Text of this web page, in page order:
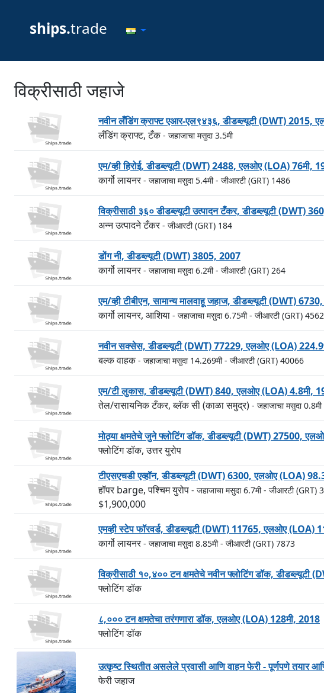
ships.trade
विक्रीसाठी जहाजे
नवीन लँडिंग क्राफ्ट एआर-एल९४३६, डीडब्ल्यूटी (DWT) 2015,
लँडिंग क्राफ्ट, टँक- जहाजाचा मसुदा 3.5मी
एम/व्ही हिरोई, डीडब्ल्यूटी (DWT) 2488, एलओए (LOA) 76मी,
कार्गो लायनर - जहाजाचा मसुदा 5.4मी - जीआरटी (GRT) 1486
विक्रीसाठी ३६० डीडब्ल्यूटी उत्पादन टँकर, डीडब्ल्यूटी (DWT)
अन्न उत्पादने टँकर - जीआरटी (GRT) 184
डोंग नी, डीडब्ल्यूटी (DWT) 3805, 2007
कार्गो लायनर - जहाजाचा मसुदा 6.2मी - जीआरटी (GRT) 264
एम/व्ही टीबीएन, सामान्य मालवाहू जहाज, डीडब्ल्यूटी (DWT)
कार्गो लायनर, आशिया - जहाजाचा मसुदा 6.75मी - जीआरटी (GRT) 4562
नवीन सक्सेस, डीडब्ल्यूटी (DWT) 77229, एलओए (LOA)
बल्क वाहक- जहाजाचा मसुदा 14.269मी - जीआरटी (GRT) 40066
एम/टी लुकास, डीडब्ल्यूटी (DWT) 840, एलओए (LOA) 4.8मी,
तेल/रासायनिक टँकर, ब्लॅक सी (काळा समुद्र) - जहाजाचा मसुदा 0.8मी
मोठ्या क्षमतेचे जुने फ्लोटिंग डॉक, डीडब्ल्यूटी (DWT) 27500,
फ्लोटिंग डॉक, उत्तर युरोप
टीएसएचडी एव्हॉन, डीडब्ल्यूटी (DWT) 6300, एलओए (LOA)
हॉपर barge, पश्चिम युरोप - जहाजाचा मसुदा 6.7मी - जीआरटी (GRT)
$1,900,000
एमव्ही स्टेप फॉरवर्ड, डीडब्ल्यूटी (DWT) 11765, एलओए (LOA)
कार्गो लायनर - जहाजाचा मसुदा 8.85मी - जीआरटी (GRT) 7873
विक्रीसाठी १०,४०० टन क्षमतेचे नवीन फ्लोटिंग डॉक,
फ्लोटिंग डॉक
८,००० टन क्षमतेचा तरंगणारा डॉक, एलओए (LOA) 128मी, 2018
फ्लोटिंग डॉक
उत्कृष्ट स्थितीत असलेले प्रवासी आणि वाहन फेरी - पूर्णपणे तयार
फेरी जहाज